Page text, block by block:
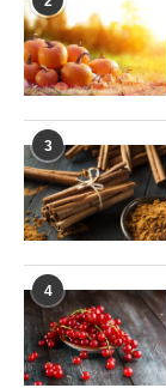
3
4